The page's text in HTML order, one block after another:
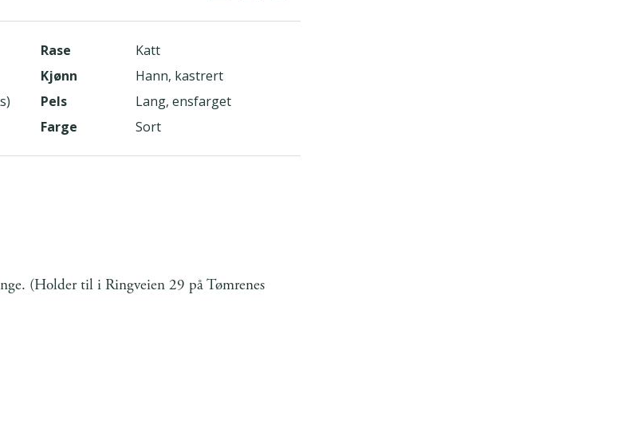
Rase
Katt
Kjønn
Hann, kastrert
Pels
Lang, ensfarget
Farge
Sort
(Holder til i Ringveien 29 på Tømrenes